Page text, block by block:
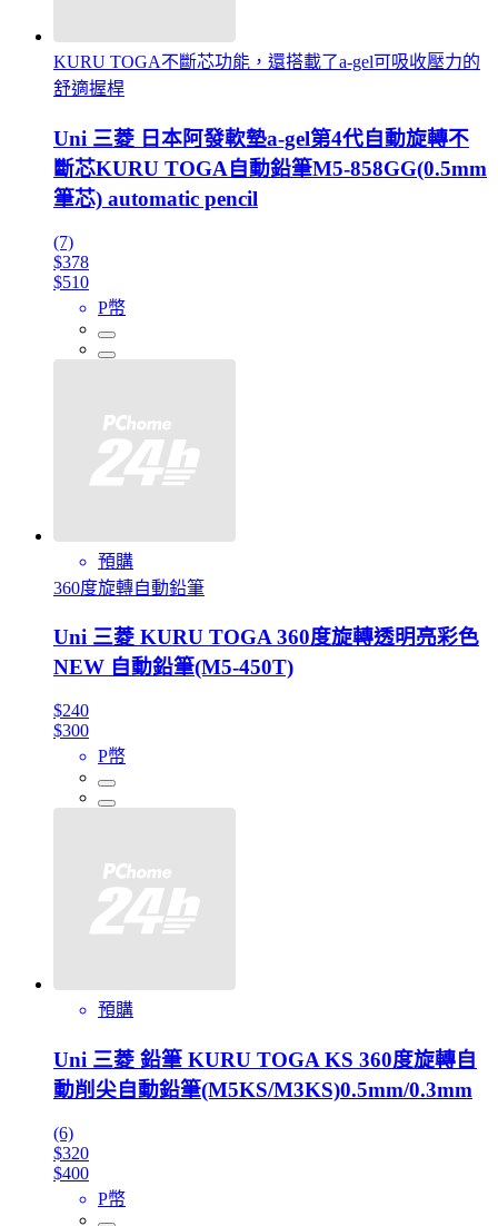
KURU TOGA不斷芯功能，還搭載了a-gel可吸收壓力的
舒適握桿
Uni 三菱 日本阿發軟墊a-gel第4代自動旋轉不
斷芯KURU TOGA自動鉛筆M5-858GG(0.5mm
筆芯) automatic pencil
(7)
$378
$510
P幣
預購
360度旋轉自動鉛筆
Uni 三菱 KURU TOGA 360度旋轉透明亮彩色
NEW 自動鉛筆(M5-450T)
$240
$300
P幣
預購
Uni 三菱 鉛筆 KURU TOGA KS 360度旋轉自
動削尖自動鉛筆(M5KS/M3KS)0.5mm/0.3mm
(6)
$320
$400
P幣